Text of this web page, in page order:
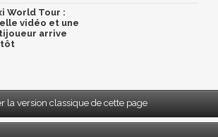
World Tour :
vidéo et une
arrive
la version classique de cette page